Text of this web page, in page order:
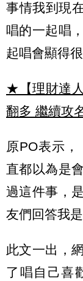
事情我到現
唱的一起唱
起唱會顯得
★【理財達
翻多 繼續攻
原PO表示
直都以為是
過這件事，
友們回答我
此文一出，
了唱自己喜